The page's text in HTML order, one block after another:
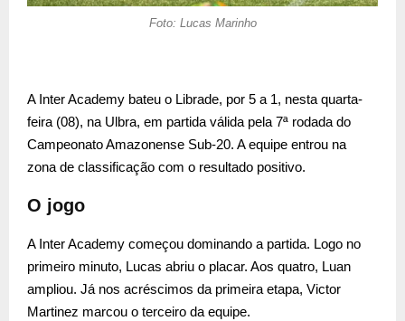
Foto: Lucas Marinho
A Inter Academy bateu o Librade, por 5 a 1, nesta quarta-
feira (08), na Ulbra, em partida válida pela 7ª rodada do
Campeonato Amazonense Sub-20. A equipe entrou na
zona de classificação com o resultado positivo.
O jogo
A Inter Academy começou dominando a partida. Logo no
primeiro minuto, Lucas abriu o placar. Aos quatro, Luan
ampliou. Já nos acréscimos da primeira etapa, Victor
Martinez marcou o terceiro da equipe.